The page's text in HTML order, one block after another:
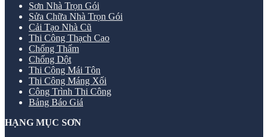
Sơn Nhà Trọn Gói
Sửa Chữa Nhà Trọn Gói
Cải Tạo Nhà Cũ
Thi Công Thạch Cao
Chống Thấm
Chống Dột
Thi Công Mái Tôn
Thi Công Máng Xối
Công Trình Thi Công
Bảng Báo Giá
HẠNG MỤC SƠN